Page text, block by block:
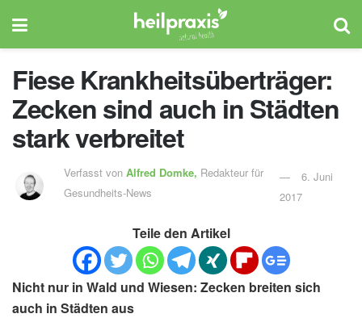
Fiese Krankheitsüberträger:
Zecken sind auch in Städten
stark verbreitet
Verfasst von Alfred Domke, Redakteur für
Gesundheits-News
6. Juni
2017
Teile den Artikel
Nicht nur in Wald und Wiesen: Zecken breiten sich
auch in Städten aus